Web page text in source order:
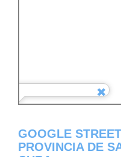
GOOGLE
PROVINCIA DE